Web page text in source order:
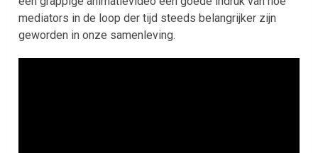
mediators in de loop der tijd steeds belangrijker zijn
geworden in onze samenleving.